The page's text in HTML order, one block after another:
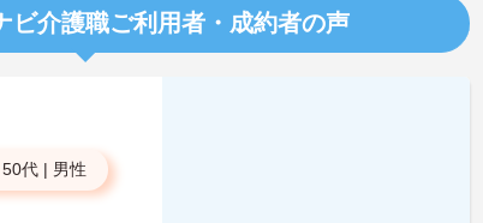
ビ介護職ご利用者・成約者の声
50代 | 男性